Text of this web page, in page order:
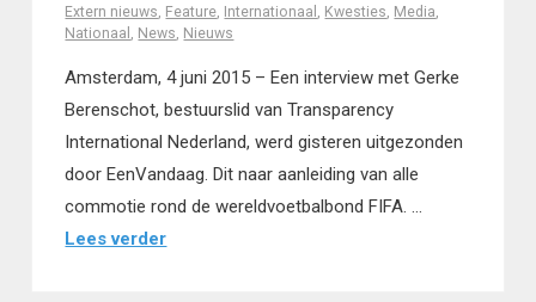
Extern nieuws, Feature, Internationaal , Kwesties, Media,
Nationaal , News, Nieuws
Amsterdam, 4 juni 2015 – Een interview met Gerke
Berenschot, bestuurslid van Transparency
International Nederland, werd gisteren uitgezonden
door EenVandaag. Dit naar aanleiding van alle
commotie rond de wereldvoetbalbond FIFA. …
Lees verder